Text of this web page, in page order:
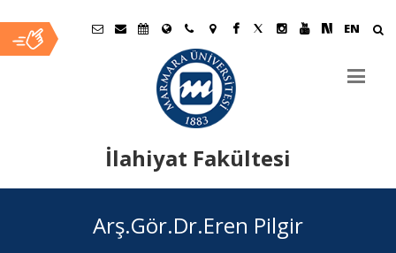
EN
İlahiyat Fakültesi
Arş.Gör.Dr.Eren Pilgir